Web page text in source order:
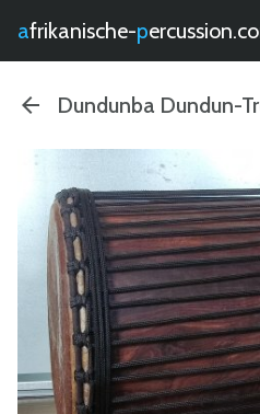
afrikanische-
Dundunba Dundun-